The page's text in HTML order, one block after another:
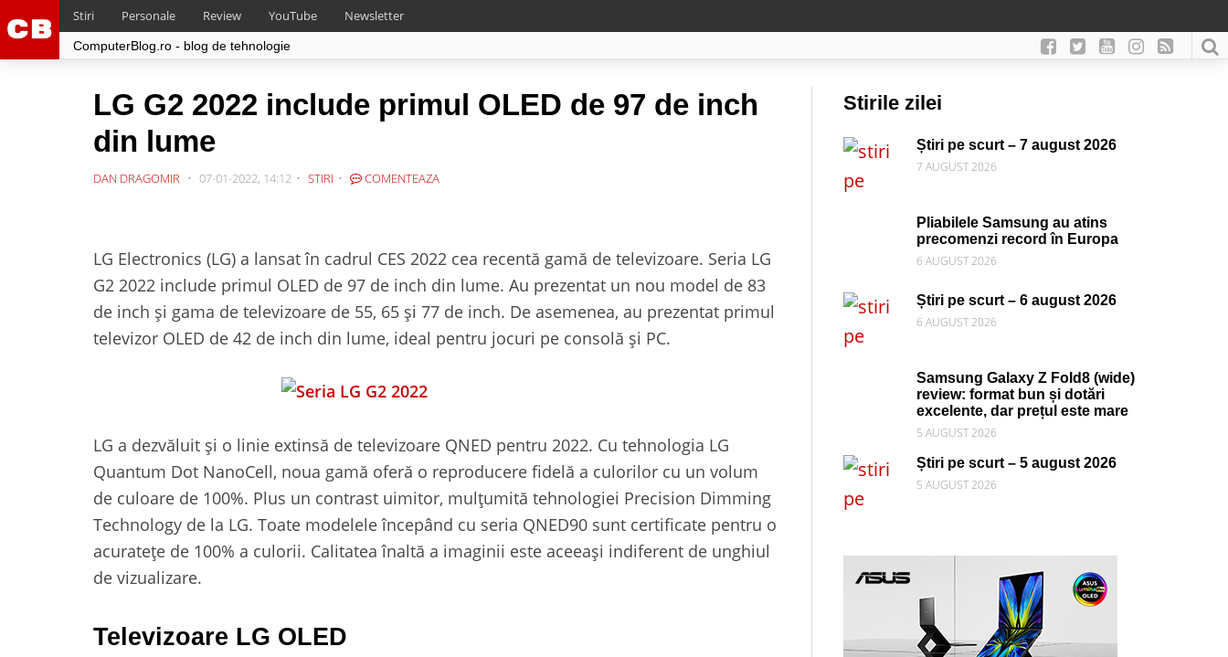
Stiri Personale Review YouTube Newsletter
ComputerBlog.ro - blog de tehnologie
LG G2 2022 include primul OLED de 97 de inch
din lume
DAN DRAGOMIR 07-01-2022, 14:12 STIRI COMENTEAZA
LG Electronics (LG) a lansat în cadrul CES 2022 cea recentă gamă de televizoare. Seria LG
G2 2022 include primul OLED de 97 de inch din lume. Au prezentat un nou model de 83
de inch și gama de televizoare de 55, 65 și 77 de inch. De asemenea, au prezentat primul
televizor OLED de 42 de inch din lume, ideal pentru jocuri pe consolă și PC.
LG a dezvăluit și o linie extinsă de televizoare QNED pentru 2022. Cu tehnologia LG
Quantum Dot NanoCell, noua gamă oferă o reproducere fidelă a culorilor cu un volum
de culoare de 100%. Plus un contrast uimitor, mulțumită tehnologiei Precision Dimming
Technology de la LG. Toate modelele începând cu seria QNED90 sunt certificate pentru o
acuratețe de 100% a culorii. Calitatea înaltă a imaginii este aceeași indiferent de unghiul
de vizualizare.
Televizoare LG OLED
Stirile zilei
Știri pe scurt – 7 august 2026
7 AUGUST 2026
Pliabilele Samsung au atins
precomenzi record în Europa
6 AUGUST 2026
Știri pe scurt – 6 august 2026
6 AUGUST 2026
Samsung Galaxy Z Fold8 (wide)
review: format bun și dotări
excelente, dar prețul este mare
5 AUGUST 2026
Știri pe scurt – 5 august 2026
5 AUGUST 2026